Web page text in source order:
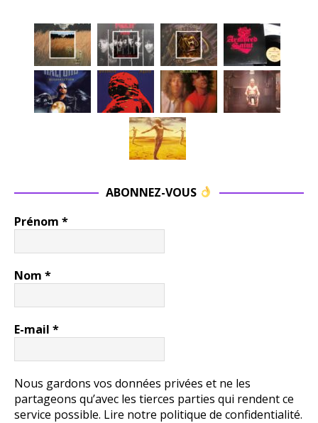
ABONNEZ-VOUS
Prénom *
Nom *
E-mail *
Nous gardons vos données privées et ne les
partageons qu’avec les tierces parties qui rendent ce
service possible. Lire notre politique de confidentialité.